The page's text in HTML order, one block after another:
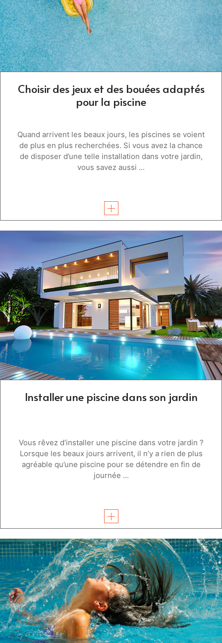
Choisir des jeux et des bouées adaptés
pour la piscine
Quand arrivent les beaux jours, les piscines se voient
de plus en plus recherchées. Si vous avez la chance
de disposer d’une telle installation dans votre jardin,
vous savez aussi ...
Installer une piscine dans son jardin
Vous rêvez d’installer une piscine dans votre jardin ?
Lorsque les beaux jours arrivent, il n’y a rien de plus
agréable qu’une piscine pour se détendre en fin de
journée ...